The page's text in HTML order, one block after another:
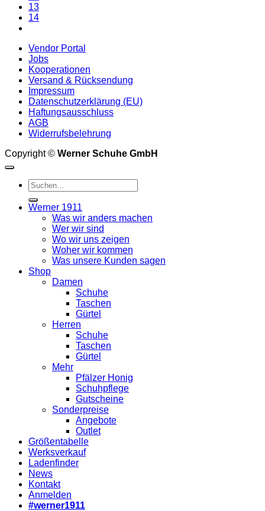
Produktseite
gewählt
werden
13
14
Vendor Portal
Jobs
Kooperationen
Versand & Rücksendung
Impressum
Datenschutzerklärung (EU)
Haftungsausschluss
AGB
Widerrufsbelehrung
Copyright © Werner Schuhe GmbH
Suche
nach:
Werner 1911
Was wir anders machen
Wer wir sind
Wo wir uns zeigen
Woher wir kommen
Was unsere Kunden sagen
Shop
Damen
Schuhe
Taschen
Gürtel
Herren
Schuhe
Taschen
Gürtel
Mehr
Pfälzer Honig
Schuhpflege
Gutscheine
Sonderpreise
Angebote
Outlet
Größentabelle
Werksverkauf
Ladenfinder
News
Kontakt
Anmelden
#werner1911